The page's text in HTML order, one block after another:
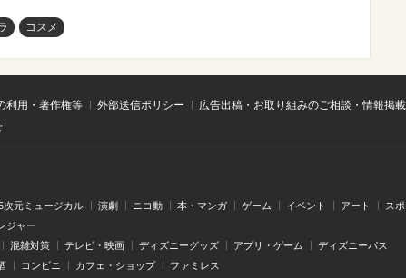
コスメ
利用・著作権等 外部送信ポリシー
広告出稿・お取り組みのご相談・情報掲
次元ミュージカル 演劇 ニコ動 本・マンガ ゲーム イベント アート ス
ジャー
混雑対策 テレビ・映画 ディズニーグッズ アプリ・ゲーム ディズニーパス
コンビニ カフェ・ショップ ファミレス